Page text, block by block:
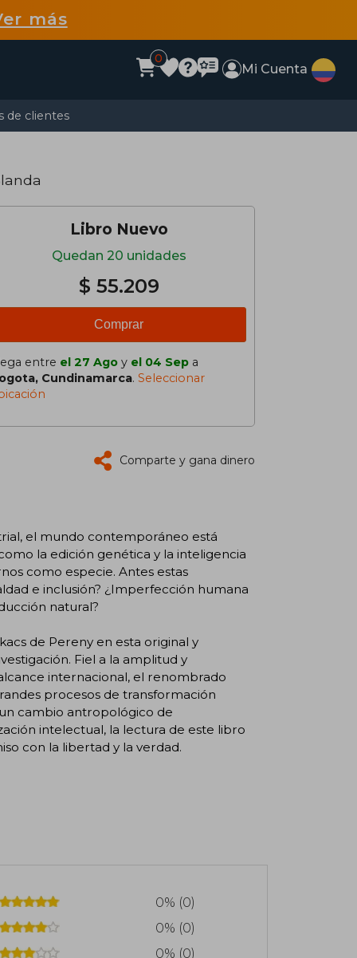
más
0
Mi Cuenta
de clientes
Libro Nuevo
Quedan 20 unidades
$ 55.209
Comprar
entre el 27 Ago y el 04 Sep a
Cundinamarca. Seleccionar
Comparte y gana dinero
el mundo contemporáneo está
la edición genética y la inteligencia
como especie. Antes estas
e inclusión? ¿Imperfección humana
natural?
de Pereny en esta original y
Fiel a la amplitud y
internacional, el renombrado
procesos de transformación
cambio antropológico de
intelectual, la lectura de este libro
con la libertad y la verdad.
0% (0)
0% (0)
0% (0)